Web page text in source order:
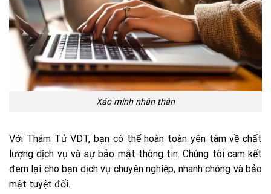
Xác minh nhân thân
Với Thám Tử VDT, bạn có thể hoàn toàn yên tâm về chất
lượng dịch vụ và sự bảo mật thông tin. Chúng tôi cam kết
đem lại cho bạn dịch vụ chuyên nghiệp, nhanh chóng và bảo
mật tuyệt đối.